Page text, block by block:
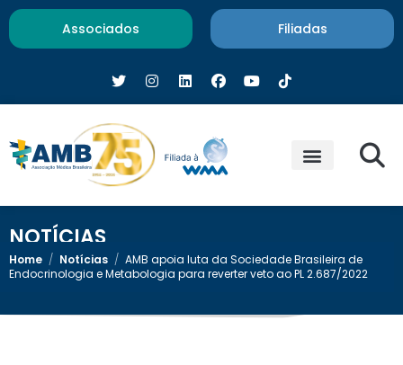
Associados Filiadas
NOTÍCIAS
Home / Notícias / AMB apoia luta da Sociedade Brasileira de
Endocrinologia e Metabologia para reverter veto ao PL 2.687/2022